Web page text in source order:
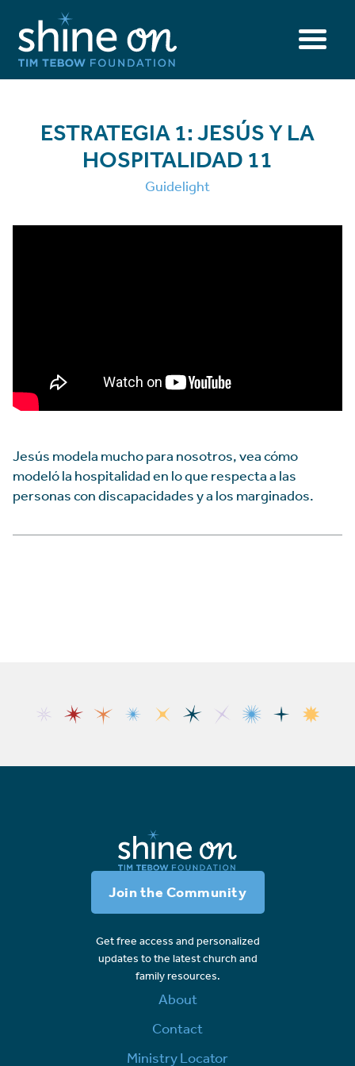
ESTRATEGIA 1: JESÚS Y LA
HOSPITALIDAD 11
Guidelight
Jesús modela mucho para nosotros, vea cómo
modeló la hospitalidad en lo que respecta a las
personas con discapacidades y a los marginados.
Join the Community
Get free access and personalized
updates to the latest church and
family resources.
About
Contact
Ministry Locator